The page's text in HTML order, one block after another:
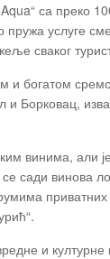
са преко
услуге
сваког
и богатом
Борковац,
винима, али
сади винова
и